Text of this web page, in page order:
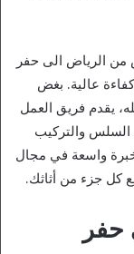
الرياض الى حفر
عالية. بغض
يقدم فريق العمل
السلس والتركيب
واسعة في مجال
كل جزء من أثاثك.